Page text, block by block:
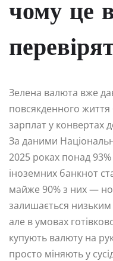
чому це
Зелена валюта вже
повсякденного життя
зарплат у конвертах
За даними
2025 роках понад
іноземних банкнот
майже 90% з них —
залишається
але в умовах
купують валюту на
просто міняють у